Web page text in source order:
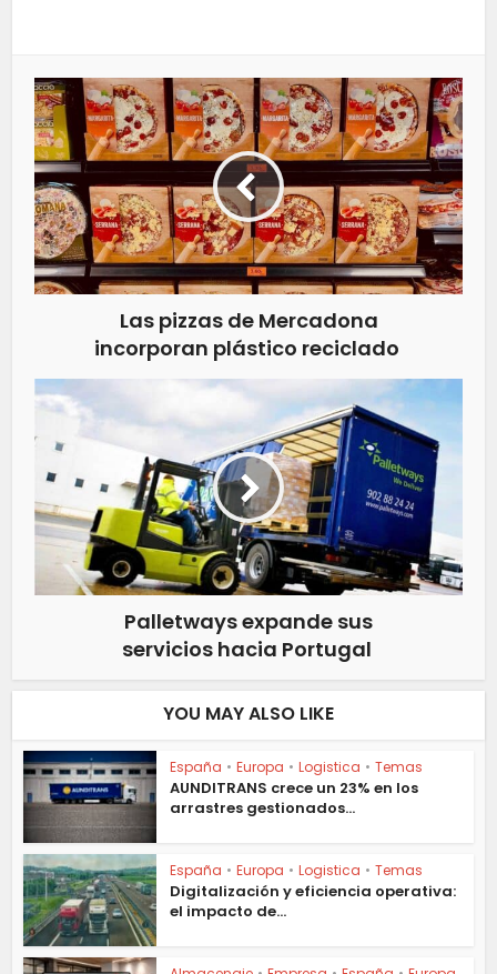
Las pizzas de Mercadona
incorporan plástico reciclado
Palletways expande sus
servicios hacia Portugal
YOU MAY ALSO LIKE
España • Europa • Logistica • Temas
AUNDITRANS crece un 23% en los
arrastres gestionados...
España • Europa • Logistica • Temas
Digitalización y eficiencia operativa:
el impacto de...